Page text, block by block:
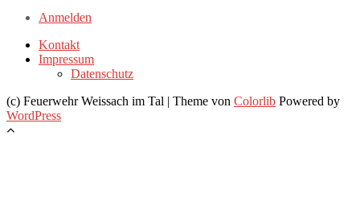
Anmelden
Kontakt
Impressum
Datenschutz
(c) Feuerwehr Weissach im Tal | Theme von Colorlib Powered by
WordPress